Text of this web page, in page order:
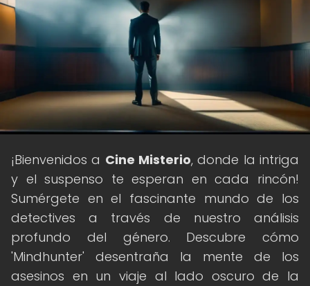
¡Bienvenidos a Cine Misterio, donde la intriga
y el suspenso te esperan en cada rincón!
Sumérgete en el fascinante mundo de los
detectives a través de nuestro análisis
profundo del género. Descubre cómo
'Mindhunter' desentraña la mente de los
asesinos en un viaje al lado oscuro de la